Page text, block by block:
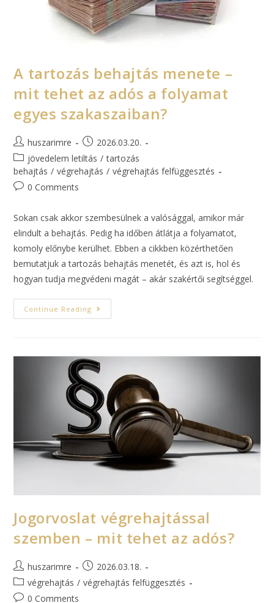
A tartozás behajtás menete –
mit tehet az adós a folyamat
egyes szakaszaiban?
huszarimre
2026.03.20.
jövedelem letiltás / tartozás
behajtás / végrehajtás / végrehajtás felfüggesztés
0 Comments
Sokan csak akkor szembesülnek a valósággal, amikor már
elindult a behajtás. Pedig ha időben átlátja a folyamatot,
komoly előnybe kerülhet. Ebben a cikkben közérthetően
bemutatjuk a tartozás behajtás menetét, és azt is, hol és
hogyan tudja megvédeni magát – akár szakértői segítséggel.
Continue Reading
Jogorvoslat végrehajtással
szemben – mit tehet az adós?
huszarimre
2026.03.18.
végrehajtás / végrehajtás felfüggesztés
0 Comments